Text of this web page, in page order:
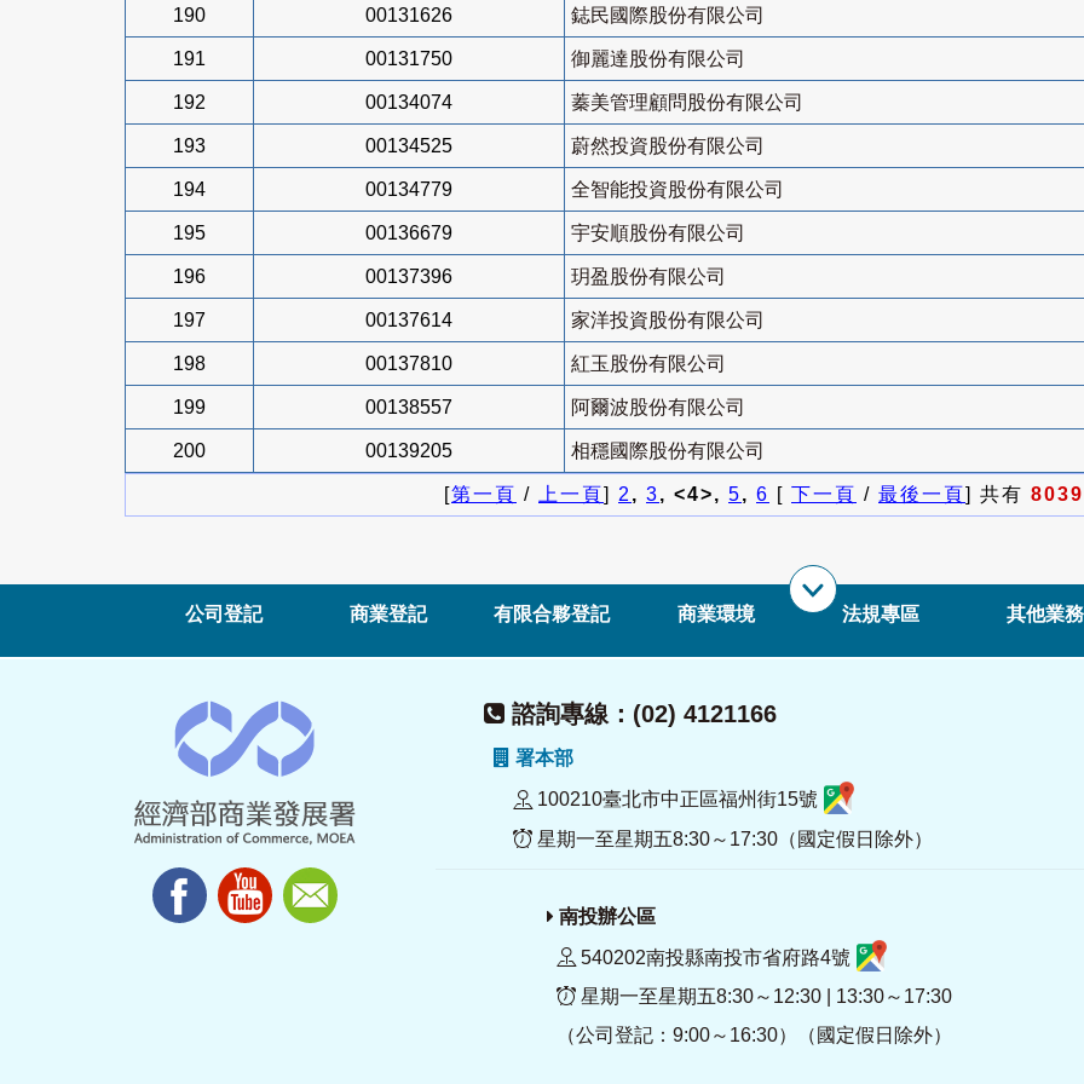
190 00131626 鋕民國際股份有限公司
191 00131750 御麗達股份有限公司
192 00134074 蓁美管理顧問股份有限公司
193 00134525 蔚然投資股份有限公司
194 00134779 全智能投資股份有限公司
195 00136679 宇安順股份有限公司
196 00137396 玥盈股份有限公司
197 00137614 家洋投資股份有限公司
198 00137810 紅玉股份有限公司
199 00138557 阿爾波股份有限公司
200 00139205 相穩國際股份有限公司
[第一頁 / 上一頁] 2, 3, <4>, 5, 6 [ 下一頁 / 最後一頁] 共有 8039
公司登記 商業登記 有限合夥登記 商業環境 法規專區 其他業務
諮詢專線：(02) 4121166
署本部
100210臺北市中正區福州街15號
星期一至星期五8:30～17:30（國定假日除外）
南投辦公區
540202南投縣南投市省府路4號
星期一至星期五8:30～12:30 | 13:30～17:30
（公司登記：9:00～16:30）（國定假日除外）